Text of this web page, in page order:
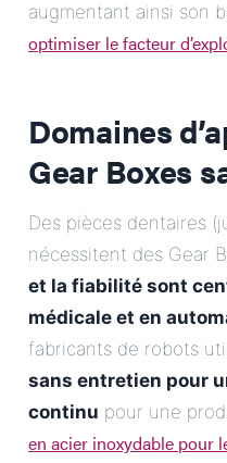
augmentant ainsi son
optimiser le facteur
Domaines
Gear Boxes
Des pièces dentaires
nécessitent des Gear
et la fiabilité sont
médicale et en
fabricants de robots
sans entretien pour
continu pour une
en acier inoxydable pour